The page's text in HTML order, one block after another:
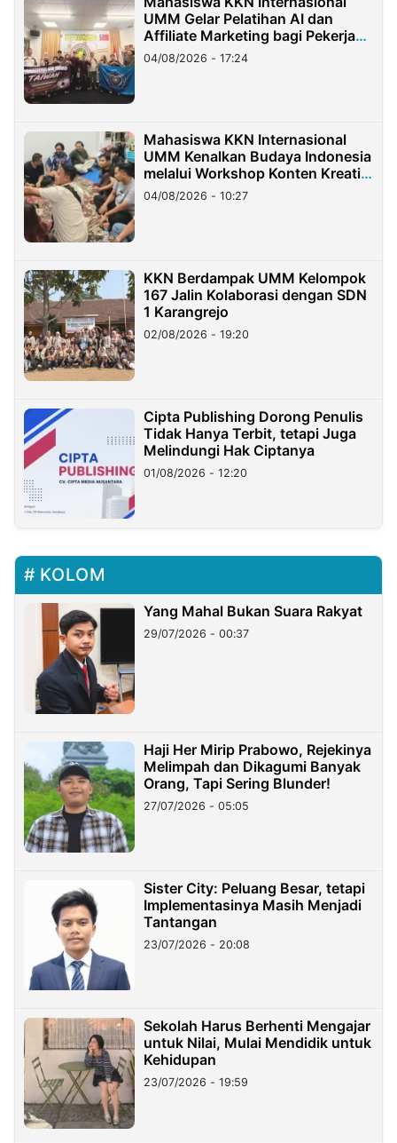
UMM Gelar Pelatihan AI dan
Affiliate Marketing bagi Pekerja
Migran Indonesia di Taiwan
04/08/2026 - 17:24
Mahasiswa KKN Internasional
UMM Kenalkan Budaya Indonesia
melalui Workshop Konten Kreatif
di Taiwan
04/08/2026 - 10:27
KKN Berdampak UMM Kelompok
167 Jalin Kolaborasi dengan SDN
1 Karangrejo
02/08/2026 - 19:20
Cipta Publishing Dorong Penulis
Tidak Hanya Terbit, tetapi Juga
Melindungi Hak Ciptanya
01/08/2026 - 12:20
KOLOM
Yang Mahal Bukan Suara Rakyat
29/07/2026 - 00:37
Haji Her Mirip Prabowo, Rejekinya
Melimpah dan Dikagumi Banyak
Orang, Tapi Sering Blunder!
27/07/2026 - 05:05
Sister City: Peluang Besar, tetapi
Implementasinya Masih Menjadi
Tantangan
23/07/2026 - 20:08
Sekolah Harus Berhenti Mengajar
untuk Nilai, Mulai Mendidik untuk
Kehidupan
23/07/2026 - 19:59